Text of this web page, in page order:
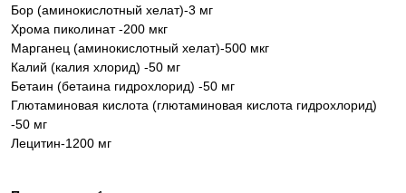
Бор (аминокислотный хелат)-3 мг
Хрома пиколинат -200 мкг
Марганец (аминокислотный хелат)-500 мкг
Калий (калия хлорид) -50 мг
Бетаин (бетаина гидрохлорид) -50 мг
Глютаминовая кислота (глютаминовая кислота гидрохлорид)
-50 мг
Лецитин-1200 мг